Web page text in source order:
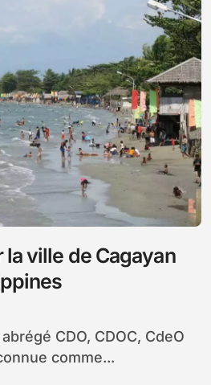
ville de Cagayan
comme...